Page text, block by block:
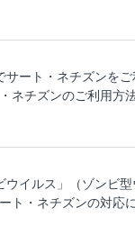
サート・ネチズンを
ネチズンのご利用方
ウイルス」（ゾンビ
ト・ネチズンの対応